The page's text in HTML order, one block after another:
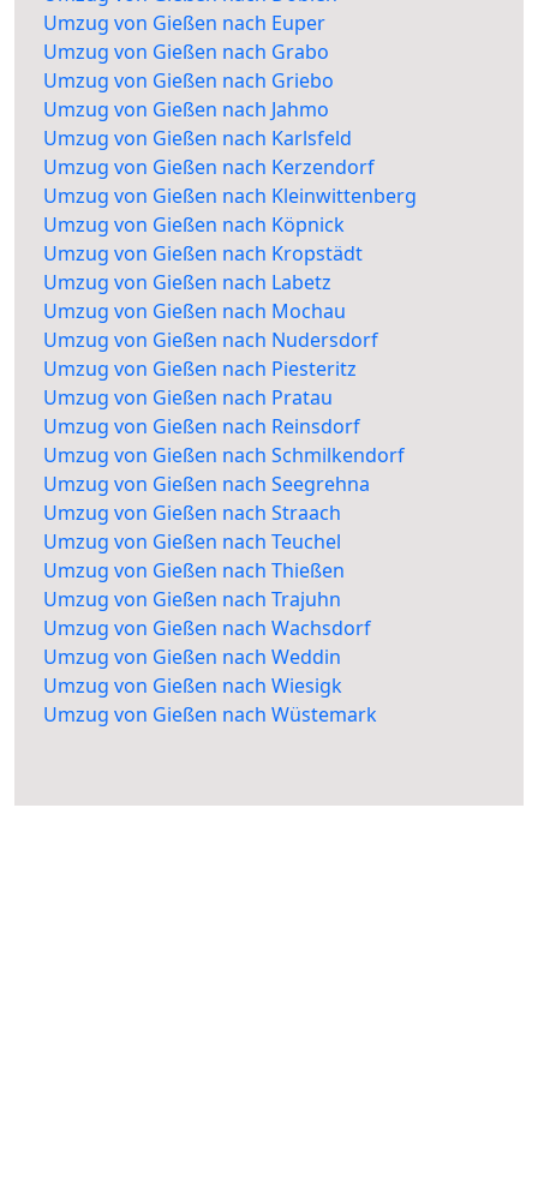
Umzug von Gießen nach Euper
Umzug von Gießen nach Grabo
Umzug von Gießen nach Griebo
Umzug von Gießen nach Jahmo
Umzug von Gießen nach Karlsfeld
Umzug von Gießen nach Kerzendorf
Umzug von Gießen nach Kleinwittenberg
Umzug von Gießen nach Köpnick
Umzug von Gießen nach Kropstädt
Umzug von Gießen nach Labetz
Umzug von Gießen nach Mochau
Umzug von Gießen nach Nudersdorf
Umzug von Gießen nach Piesteritz
Umzug von Gießen nach Pratau
Umzug von Gießen nach Reinsdorf
Umzug von Gießen nach Schmilkendorf
Umzug von Gießen nach Seegrehna
Umzug von Gießen nach Straach
Umzug von Gießen nach Teuchel
Umzug von Gießen nach Thießen
Umzug von Gießen nach Trajuhn
Umzug von Gießen nach Wachsdorf
Umzug von Gießen nach Weddin
Umzug von Gießen nach Wiesigk
Umzug von Gießen nach Wüstemark